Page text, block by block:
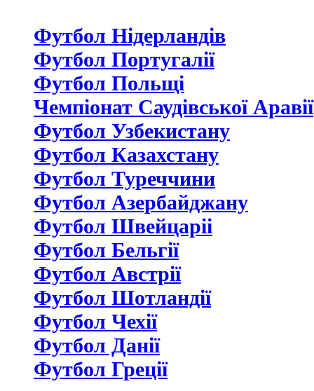
Футбол Нідерландiв
Футбол Португалії
Футбол Польщі
Чемпіонат Саудівської Аравії
Футбол Узбекистану
Футбол Казахстану
Футбол Туреччини
Футбол Азербайджану
Футбол Швейцаріі
Футбол Бельгії
Футбол Австрії
Футбол Шотландії
Футбол Чехії
Футбол Данії
Футбол Греції